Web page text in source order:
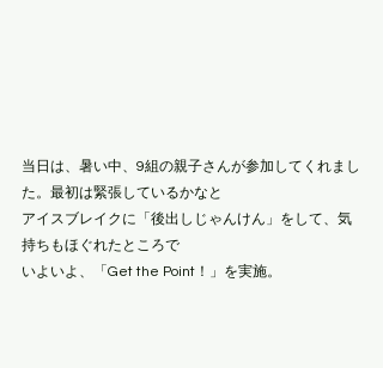
当日は、暑い中、9組の親子さんが参加してくれまし
た。最初は緊張しているかなと
アイスブレイクに「後出しじゃんけん」をして、気
持ちもほぐれたところで
いよいよ、「Get the Point！」を実施。